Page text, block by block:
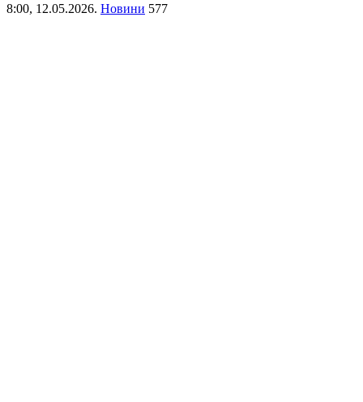
8:00, 12.05.2026. Новини 577